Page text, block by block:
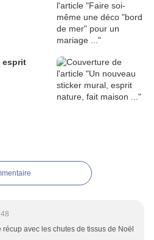
esprit
avec les chutes de tissus de Noël